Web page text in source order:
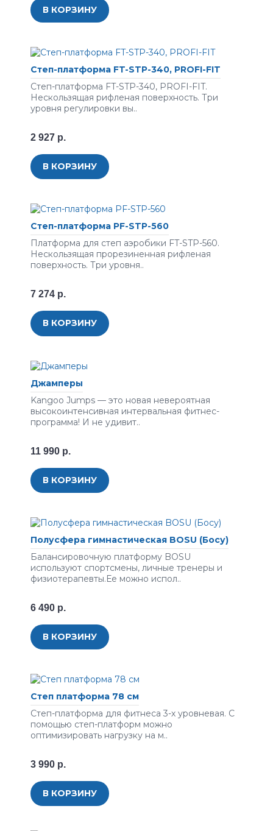
В КОРЗИНУ
Степ-платформа FT-STP-340, PROFI-FIT
Степ-платформа FT-STP-340, PROFI-FIT.
Нескользящая рифленая поверхность. Три
уровня регулировки вы..
2 927 р.
В КОРЗИНУ
Степ-платформа PF-STP-560
Платформа для степ аэробики FT-STP-560.
Нескользящая прорезиненная рифленая
поверхность. Три уровня..
7 274 р.
В КОРЗИНУ
Джамперы
Kangoo Jumps — это новая невероятная
высокоинтенсивная интервальная фитнес-
программа! И не удивит..
11 990 р.
В КОРЗИНУ
Полусфера гимнастическая BOSU (Босу)
Балансировочную платформу BOSU
используют спортсмены, личные тренеры и
физиотерапевты.Ее можно испол..
6 490 р.
В КОРЗИНУ
Степ платформа 78 см
Степ-платформа для фитнеса 3-х уровневая. С
помощью степ-платформ можно
оптимизировать нагрузку на м..
3 990 р.
В КОРЗИНУ